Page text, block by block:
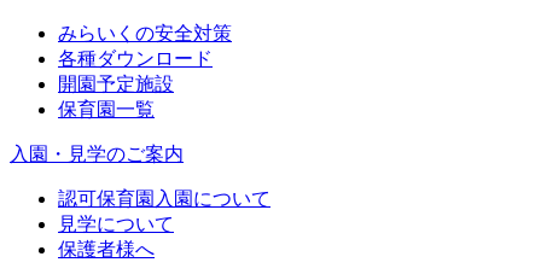
みらいくの安全対策
各種ダウンロード
開園予定施設
保育園一覧
入園・見学のご案内
認可保育園入園について
見学について
保護者様へ